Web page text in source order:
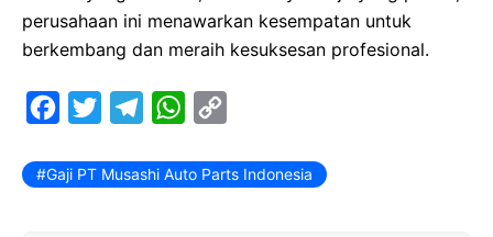
perusahaan ini menawarkan kesempatan untuk
berkembang dan meraih kesuksesan profesional.
c
i
l
W
a
p
Gaji PT Musashi Auto Parts Indonesia